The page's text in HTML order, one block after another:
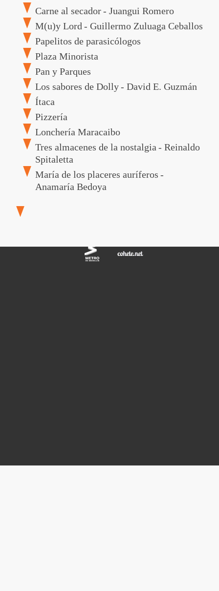
Carne al secador- Juangui Romero
M(u)y Lord - Guillermo Zuluaga Ceballos
Papelitos de parasicólogos
Plaza Minorista
Pan y Parques
Los sabores de Dolly- David E. Guzmán
Ítaca
Pizzería
Lonchería Maracaibo
Tres almacenes de la nostalgia - Reinaldo
Spitaletta
María de los placeres auríferos -
Anamaría Bedoya
Ingresar